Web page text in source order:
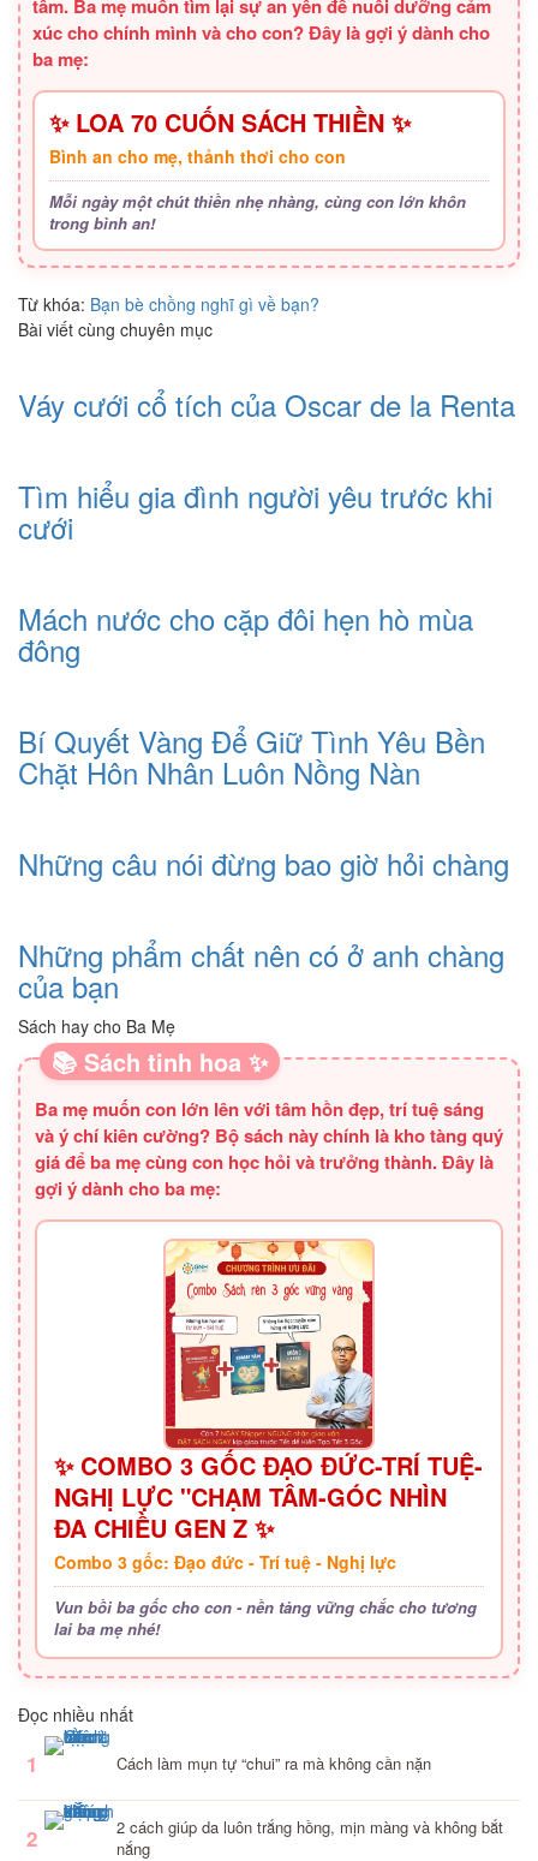
tâm. Ba mẹ muốn tìm lại sự an yên để nuôi dưỡng cảm
xúc cho chính mình và cho con? Đây là gợi ý dành cho
ba mẹ:
✨ LOA 70 CUỐN SÁCH THIỀN ✨
Bình an cho mẹ, thảnh thơi cho con
Mỗi ngày một chút thiền nhẹ nhàng, cùng con lớn khôn
trong bình an!
Từ khóa: Bạn bè chồng nghĩ gì về bạn?
Bài viết cùng chuyên mục
Váy cưới cổ tích của Oscar de la Renta
Tìm hiểu gia đình người yêu trước khi
cưới
Mách nước cho cặp đôi hẹn hò mùa
đông
Bí Quyết Vàng Để Giữ Tình Yêu Bền
Chặt Hôn Nhân Luôn Nồng Nàn
Những câu nói đừng bao giờ hỏi chàng
Những phẩm chất nên có ở anh chàng
của bạn
Sách hay cho Ba Mẹ
📚 Sách tinh hoa ✨
Ba mẹ muốn con lớn lên với tâm hồn đẹp, trí tuệ sáng
và ý chí kiên cường? Bộ sách này chính là kho tàng quý
giá để ba mẹ cùng con học hỏi và trưởng thành. Đây là
gợi ý dành cho ba mẹ:
✨ COMBO 3 GỐC ĐẠO ĐỨC-TRÍ TUỆ-
NGHỊ LỰC "CHẠM TÂM-GÓC NHÌN
ĐA CHIỀU GEN Z ✨
Combo 3 gốc: Đạo đức - Trí tuệ - Nghị lực
Vun bồi ba gốc cho con - nền tảng vững chắc cho tương
lai ba mẹ nhé!
Đọc nhiều nhất
1 Cách làm mụn tự “chui” ra mà không cần nặn
2
2 cách giúp da luôn trắng hồng, mịn màng và không bắt
nắng